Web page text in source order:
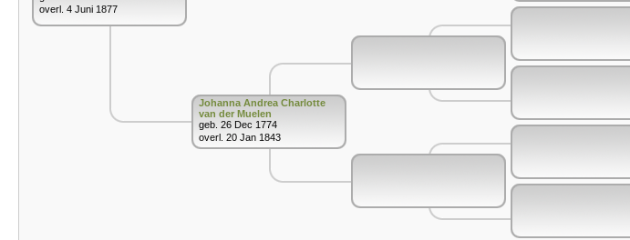
overl. 4 Juni 1877
Johanna Andrea Charlotte
van der Muelen
geb. 26 Dec 1774
overl. 20 Jan 1843